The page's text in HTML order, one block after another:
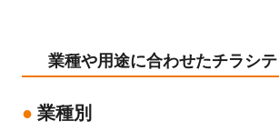
業種や用途に合わせたチラシ
業種別